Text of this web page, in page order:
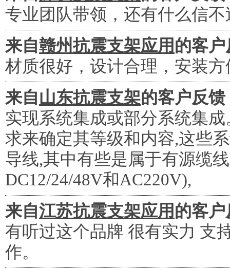
专业团队带领，还有什么信不
来自赣州抗震支架应用 的客户
材质很好，设计合理，安装
来自山东抗震支架的客户反馈
实现系统集成或部分系统集
求来确定其等级和内容,这些
导线,其中有些是属于有源缆
DC12/24/48V和AC220V),
来自江苏抗震支架应用 的客户
有听过这个品牌 很有实力 支
作。